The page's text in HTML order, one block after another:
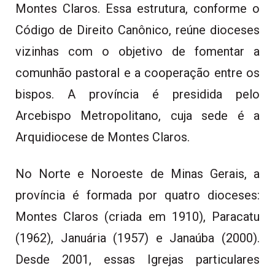
Montes Claros. Essa estrutura, conforme o
Código de Direito Canônico, reúne dioceses
vizinhas com o objetivo de fomentar a
comunhão pastoral e a cooperação entre os
bispos. A província é presidida pelo
Arcebispo Metropolitano, cuja sede é a
Arquidiocese de Montes Claros.
No Norte e Noroeste de Minas Gerais, a
província é formada por quatro dioceses:
Montes Claros (criada em 1910), Paracatu
(1962), Januária (1957) e Janaúba (2000).
Desde 2001, essas Igrejas particulares